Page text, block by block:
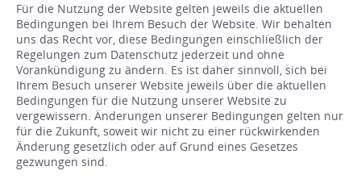
Für die Nutzung der Website gelten jeweils die aktuellen
Bedingungen bei Ihrem Besuch der Website. Wir behalten
uns das Recht vor, diese Bedingungen einschließlich der
Regelungen zum Datenschutz jederzeit und ohne
Vorankündigung zu ändern. Es ist daher sinnvoll, sich bei
Ihrem Besuch unserer Website jeweils über die aktuellen
Bedingungen für die Nutzung unserer Website zu
vergewissern. Änderungen unserer Bedingungen gelten nur
für die Zukunft, soweit wir nicht zu einer rückwirkenden
Änderung gesetzlich oder auf Grund eines Gesetzes
gezwungen sind.